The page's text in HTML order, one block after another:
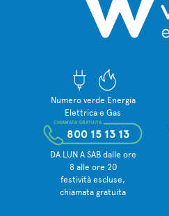
Numero verde Energia
Elettrica e Gas
800 15 13 13
CHIAMATA GRATUITA
DA LUN A SAB dalle ore
8 alle ore 20
festività escluse,
chiamata gratuita